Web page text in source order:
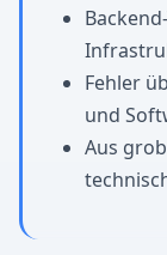
Fehler
und
Aus